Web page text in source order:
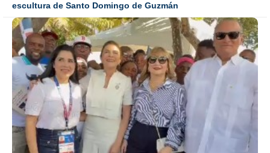
escultura de Santo Domingo de Guzmán